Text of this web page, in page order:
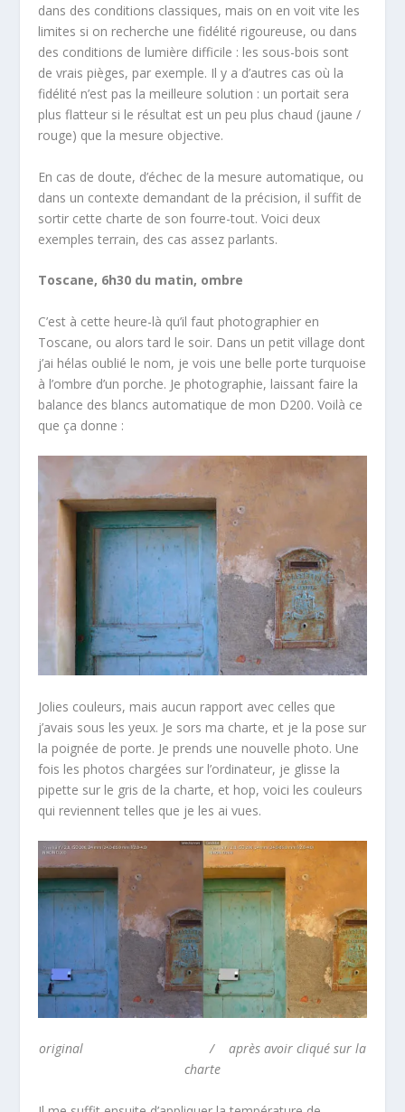
dans des conditions classiques, mais on en voit vite les
limites si on recherche une fidélité rigoureuse, ou dans
des conditions de lumière difficile : les sous-bois sont
de vrais pièges, par exemple. Il y a d’autres cas où la
fidélité n’est pas la meilleure solution : un portait sera
plus flatteur si le résultat est un peu plus chaud (jaune /
rouge) que la mesure objective.
En cas de doute, d’échec de la mesure automatique, ou
dans un contexte demandant de la précision, il suffit de
sortir cette charte de son fourre-tout. Voici deux
exemples terrain, des cas assez parlants.
Toscane, 6h30 du matin, ombre
C’est à cette heure-là qu’il faut photographier en
Toscane, ou alors tard le soir. Dans un petit village dont
j’ai hélas oublié le nom, je vois une belle porte turquoise
à l’ombre d’un porche. Je photographie, laissant faire la
balance des blancs automatique de mon D200. Voilà ce
que ça donne :
Jolies couleurs, mais aucun rapport avec celles que
j’avais sous les yeux. Je sors ma charte, et je la pose sur
la poignée de porte. Je prends une nouvelle photo. Une
fois les photos chargées sur l’ordinateur, je glisse la
pipette sur le gris de la charte, et hop, voici les couleurs
qui reviennent telles que je les ai vues.
original / après avoir cliqué sur la
charte